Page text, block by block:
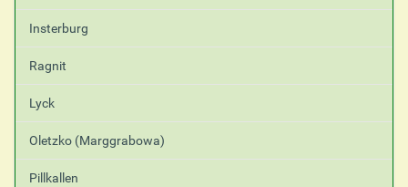
Insterburg
Ragnit
Lyck
Oletzko (Marggrabowa)
Pillkallen